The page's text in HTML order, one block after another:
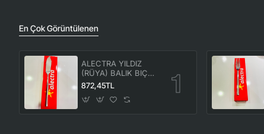
En Çok Görüntülenen
ALECTRA YILDIZ
(RÜYA) BALIK BIÇAK
12'Lİ (1 KUTU) -ALC
086
872,45TL